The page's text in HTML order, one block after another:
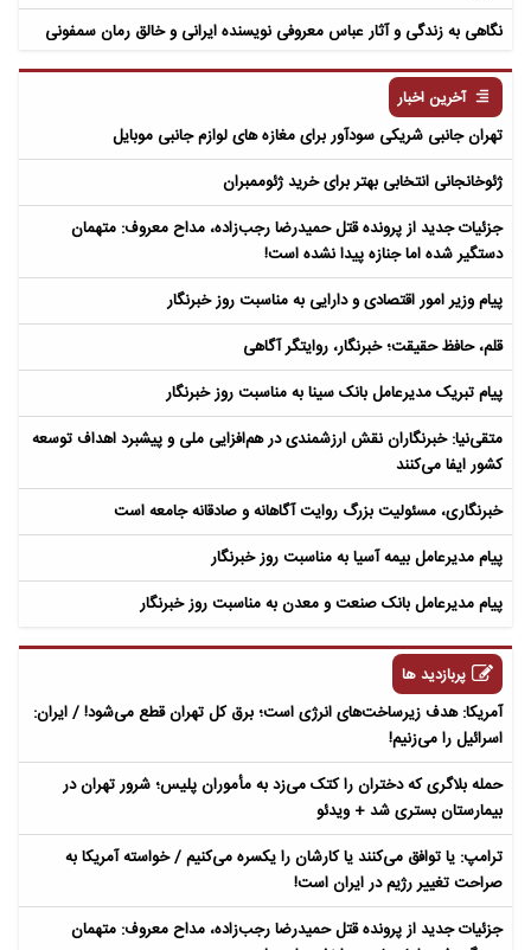
نگاهی به زندگی و آثار عباس معروفی نویسنده ایرانی و خالق رمان سمفونی
آخرین اخبار
تهران جانبی شریکی سودآور برای مغازه های لوازم جانبی موبایل
ژئوخانجانی انتخابی بهتر برای خرید ژئوممبران
جزئیات جدید از پرونده قتل حمیدرضا رجب‌زاده، مداح معروف: متهمان
دستگیر شده اما جنازه پیدا نشده است!
پیام وزیر امور اقتصادی و دارایی به مناسبت روز خبرنگار
قلم، حافظ حقیقت؛ خبرنگار، روایتگر آگاهی
پیام تبریک مدیرعامل بانک سینا به مناسبت روز خبرنگار
متقی‌نیا: خبرنگاران نقش ارزشمندی در هم‌افزایی ملی و پیشبرد اهداف توسعه
کشور ایفا می‌کنند
خبرنگاری، مسئولیت بزرگ روایت آگاهانه و صادقانه جامعه است
پیام مدیرعامل بیمه آسیا به مناسبت روز خبرنگار
پیام مدیرعامل بانک صنعت و معدن به مناسبت روز خبرنگار
پربازدید ها
آمریکا: هدف زیرساخت‌های انرژی است؛ برق کل تهران قطع می‌شود! / ایران:
اسرائیل را می‌زنیم!
حمله بلاگری که دختران را کتک می‌زد به مأموران پلیس؛ شرور تهران در
بیمارستان بستری شد + ویدئو
ترامپ: یا توافق می‌کنند یا کارشان را یکسره می‌کنیم / خواسته آمریکا به
صراحت تغییر رژیم در ایران است!
جزئیات جدید از پرونده قتل حمیدرضا رجب‌زاده، مداح معروف: متهمان